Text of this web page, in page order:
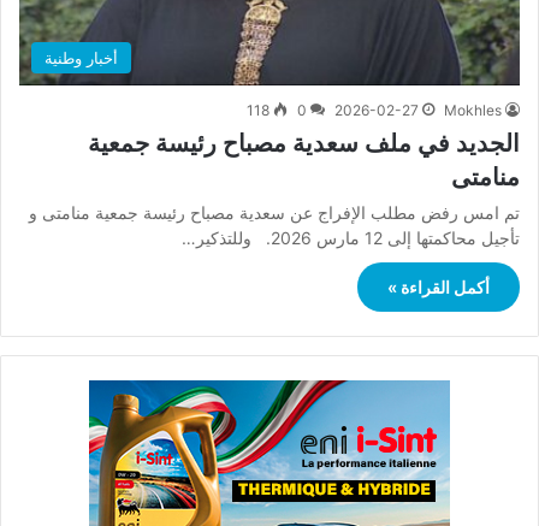
أخبار وطنية
Mokhles
2026-02-27
0
118
الجديد في ملف سعدية مصباح رئيسة جمعية
منامتى
تم امس رفض مطلب الإفراج عن سعدية مصباح رئيسة جمعية منامتى و
تأجيل محاكمتها إلى 12 مارس 2026. وللتذكير…
أكمل القراءة »